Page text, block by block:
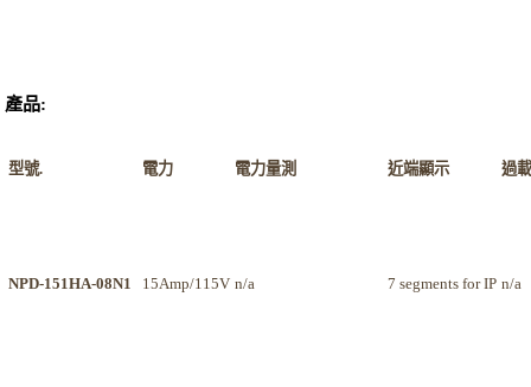
產品:
型號. 電力 電力量測 近端顯示 過
NPD-151HA-08N1 15Amp/115V n/a 7 segments for IP n/a